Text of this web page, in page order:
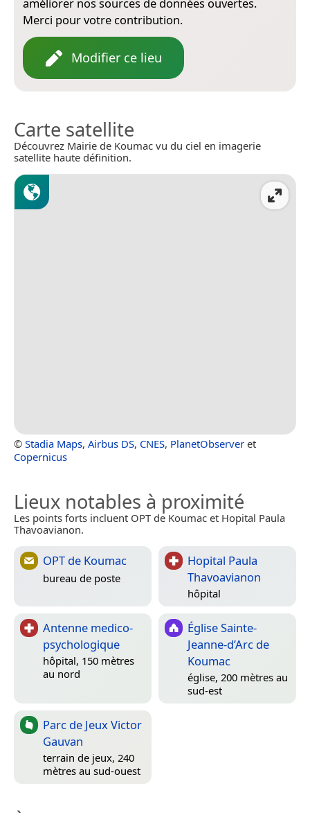
améliorer nos sources de données ouvertes.
Merci pour votre contribution.
Modifier ce lieu
Carte satellite
Découvrez Mairie de Koumac vu du ciel en imagerie
satellite haute définition.
© Stadia Maps, Airbus DS, CNES, PlanetObserver et
Copernicus
Lieux notables à proximité
Les points forts incluent OPT de Koumac et Hopital Paula
Thavoavianon.
OPT de Koumac
bureau de poste
Hopital Paula
Thavoavianon
hôpital
Antenne medico-
psychologique
hôpital, 150 mètres
au nord
Église Sainte-
Jeanne-d’Arc de
Koumac
église, 200 mètres au
sud-est
Parc de Jeux Victor
Gauvan
terrain de jeux, 240
mètres au sud-ouest